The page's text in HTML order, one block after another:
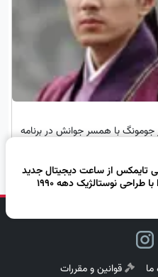
با همسر جوانش در برنامه
تایمکس از ساعت‌ دیجیتال جدید
طراحی نوستالژیک دهه 1990
ما قوانین و مقررات